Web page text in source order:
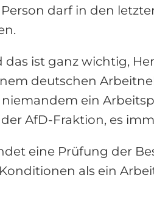
darf in den
das ist ganz wichtig,
deutschen
niemandem ein
AfD-Fraktion, es
eine Prüfung der
als ein